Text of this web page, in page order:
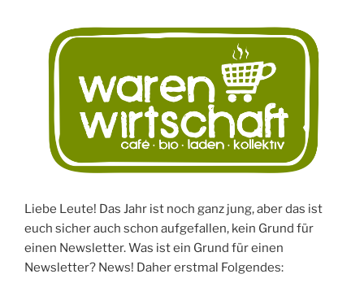
Liebe Leute! Das Jahr ist noch ganz jung, aber das ist
euch sicher auch schon aufgefallen, kein Grund für
einen Newsletter. Was ist ein Grund für einen
Newsletter? News! Daher erstmal Folgendes: